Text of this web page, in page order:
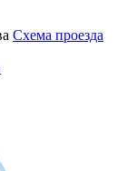
Схема проезда